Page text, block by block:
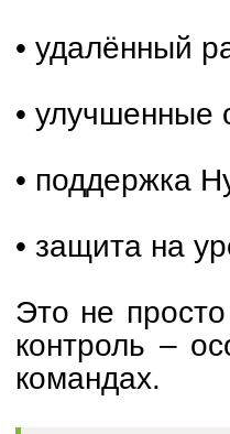
• удалённый
• улучшенные
• поддержка
• защита на
Это не
контроль –
командах.